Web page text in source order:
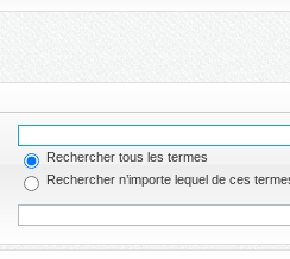
Rechercher tous les termes
Rechercher n’importe lequel de ces